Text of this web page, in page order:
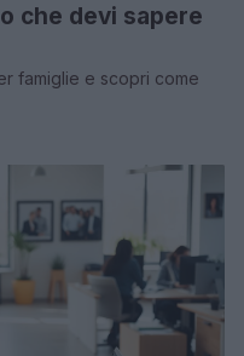
che devi sapere
famiglie e scopri come